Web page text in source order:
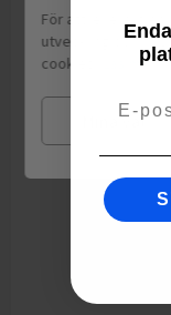
För att leverera en
utveckling och ha
cookies.
Läs mer
Mina val